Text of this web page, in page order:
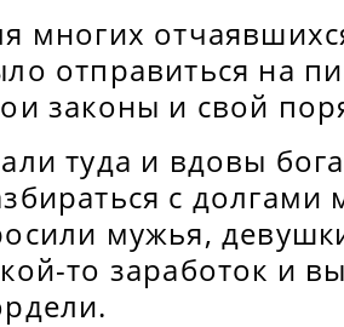
многих
отправиться на
законы и свой
туда и вдовы
с
мужья,
то заработок и